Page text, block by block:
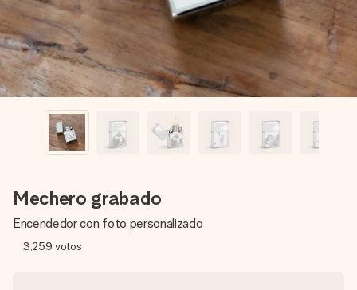
Mechero grabado
Encendedor con foto personalizado
3,259 votos